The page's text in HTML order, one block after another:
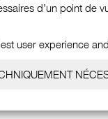
d’un point de
user experience